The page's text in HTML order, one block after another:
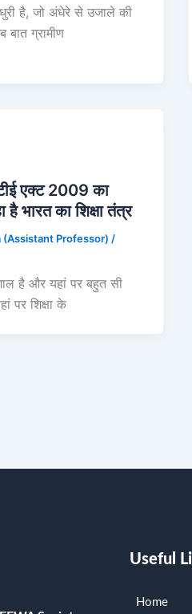
धुरी है, जो अंधेरे से उजाले की
ग्रामीण
एक्ट 2009 का
भारत का शिक्षा तंत्र
(Assistant Professor) /
है और यहां पर बहुत सी
पर शिक्षा के
Useful
Home